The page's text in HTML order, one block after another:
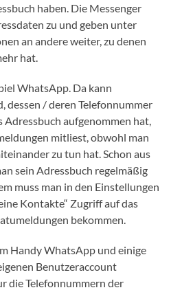
haben. Die Messenger
zu und geben unter
an andere weiter, zu denen
hat.
WhatsApp. Da kann
dessen / deren Telefonnummer
Adressbuch aufgenommen hat,
mitliest, obwohl man
zu tun hat. Schon aus
sein Adressbuch regelmäßig
muss man in den Einstellungen
Kontakte“ Zugriff auf das
bekommen.
Handy WhatsApp und einige
Benutzeraccount
die Telefonnummern der